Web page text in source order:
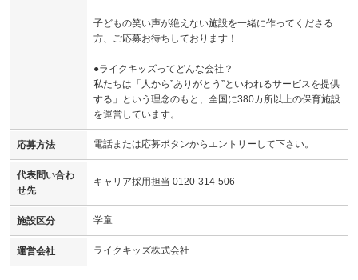
子どもの笑い声が絶えない施設を一緒に作ってくださる
方、ご応募お待ちしております！
●ライクキッズってどんな会社？
私たちは「人から”ありがとう”といわれるサービスを提供
する」という理念のもと、全国に380カ所以上の保育施設
を運営しています。
応募方法 電話または応募ボタンからエントリーして下さい。
代表問い合わ
せ先
キャリア採用担当 0120-314-506
施設区分 学童
運営会社 ライクキッズ株式会社